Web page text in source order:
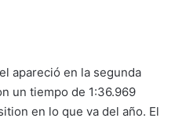
apareció en la segunda
un tiempo de 1:36.969
en lo que va del año. El